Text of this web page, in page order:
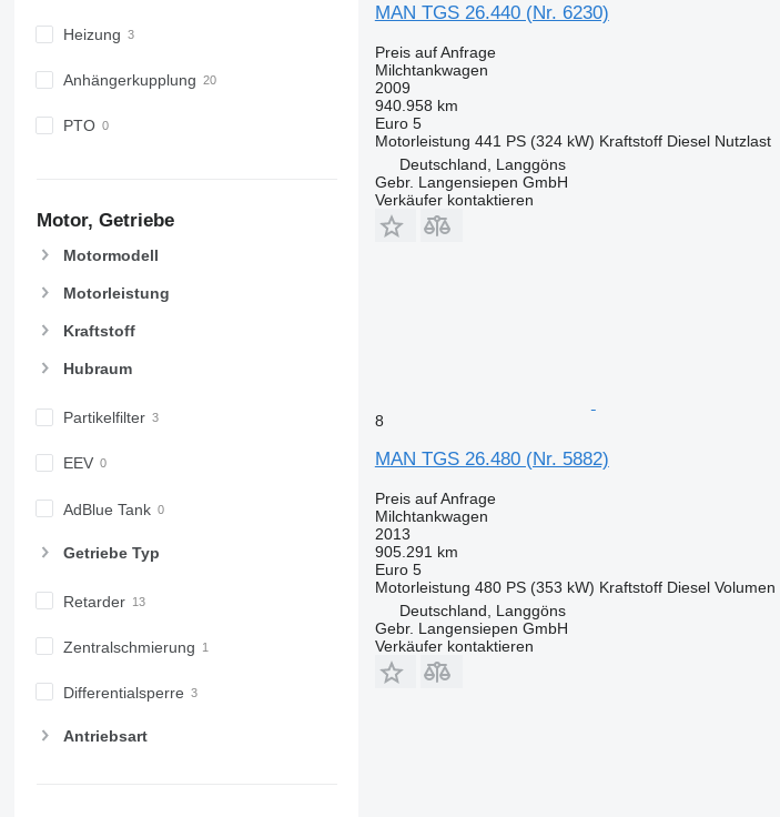
Heizung
Anhängerkupplung
PTO
Motor, Getriebe
Motormodell
Motorleistung
Kraftstoff
Hubraum
Partikelfilter
EEV
AdBlue Tank
Getriebe Typ
Retarder
Zentralschmierung
Differentialsperre
Antriebsart
MAN TGS 26.440 (Nr. 6230)
Preis auf Anfrage
Milchtankwagen
2009
940.958 km
Euro 5
Motorleistung 441 PS (324 kW) Kraftstoff Diesel Nutzlast
Deutschland, Langgöns
Gebr. Langensiepen GmbH
Verkäufer kontaktieren
8
MAN TGS 26.480 (Nr. 5882)
Preis auf Anfrage
Milchtankwagen
2013
905.291 km
Euro 5
Motorleistung 480 PS (353 kW) Kraftstoff Diesel Volumen
Deutschland, Langgöns
Gebr. Langensiepen GmbH
Verkäufer kontaktieren